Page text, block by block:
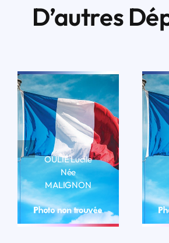
D’autres
OULIÉ Lucile
Née
MALIGNON
LIRE LA BIO